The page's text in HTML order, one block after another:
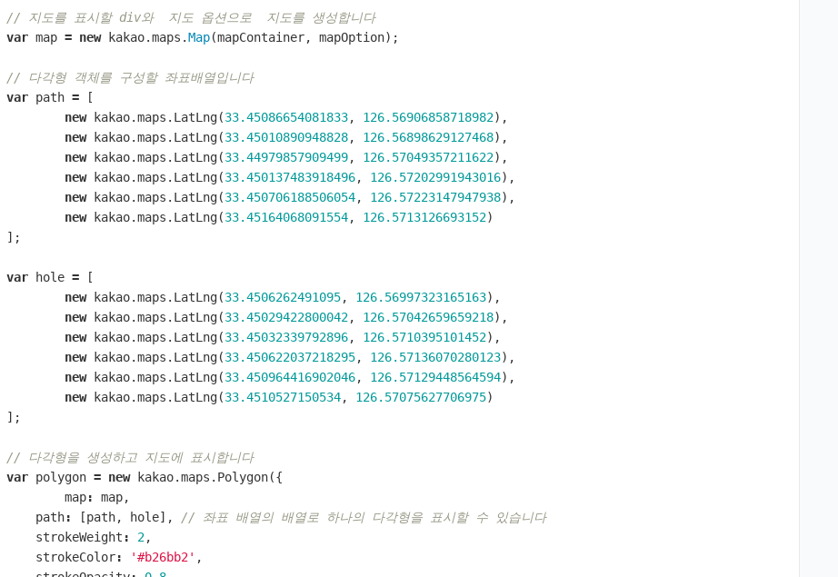
// 지도를 표시할 div와  지도 옵션으로  지도를 생성합니다
var map = new kakao.maps .Map(mapContainer, mapOption);
// 다각형 객체를 구성할 좌표배열입니다
var path =
[
new
kakao.maps . LatLng(33.45086654081833, 126.56906858718982),
new
kakao.maps . LatLng(33.45010890948828, 126.56898629127468),
new
kakao.maps . LatLng(33.44979857909499, 126.57049357211622),
new
kakao.maps . LatLng(33.450137483918496, 126.57202991943016),
new
kakao.maps . LatLng(33.450706188506054, 126.57223147947938),
new
kakao.maps . LatLng(33.45164068091554, 126.5713126693152)
];
var hole =
[
new
kakao.maps . LatLng(33.4506262491095, 126.56997323165163),
new
kakao.maps . LatLng(33.45029422800042, 126.57042659659218),
new
kakao.maps . LatLng(33.45032339792896, 126.5710395101452),
new
kakao.maps . LatLng(33.450622037218295, 126.57136070280123),
new
kakao.maps . LatLng(33.450964416902046, 126.57129448564594),
new
kakao.maps . LatLng(33.4510527150534, 126.57075627706975)
];
// 다각형을 생성하고 지도에 표시합니다
var polygon = new kakao.maps . Polygon({
map: map,
path: [path, hole],
// 좌표 배열의 배열로 하나의 다각형을 표시할 수 있습니다
strokeWeight : 2,
strokeColor: '#b26bb2' ,